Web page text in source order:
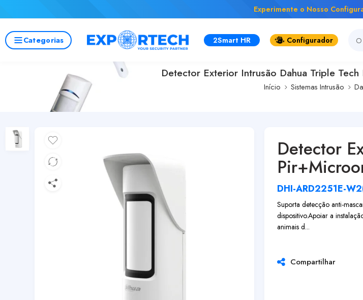
Experimente o Nosso
Categorias 2Smart HR Configurador
Detector Exterior Intrusão Dahua Triple
Início Sistemas Intrusão
Detector
DHI-ARD2251E-
Suporta detecção anti-
dispositivo.Apoiar a
animais d...
Compartilhar